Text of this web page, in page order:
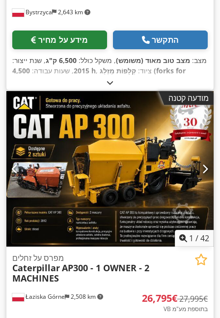
Bystrzyca 2,643 km
מידע על מחיר התקשר
מצב: מצב טוב מאוד (משומש), משקל כולל: 6,500 ק"ג
, שנת ייצור:
2015, שעות עבודה: 4,500 h , ציוד: קְלָפוֹת מַזְלֵג (forks for
מודעה קטנה
1 /42
Łaziska Górne 2,508 km
מפרס על זחלים
CaterpillarAP300 - 1 OWNER - 2
MACHINES
‏26,795 ‏€ ‏27,995 ‏€
VB בתוספת מע"מ